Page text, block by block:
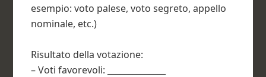
esempio: voto palese, voto segreto, appello
nominale, etc.)
Risultato della votazione:
– Voti favorevoli: ______________